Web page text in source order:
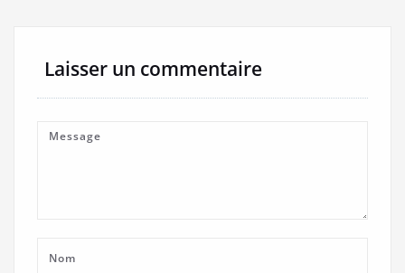
Laisser un commentaire